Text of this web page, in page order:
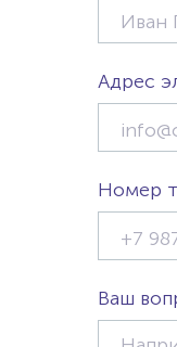
Адрес
Номер
Ваш